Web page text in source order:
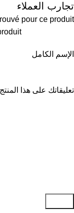
تجارب العملاء
pour ce produit.
الإسم الكامل
تعليقاتك على هذا المنتج